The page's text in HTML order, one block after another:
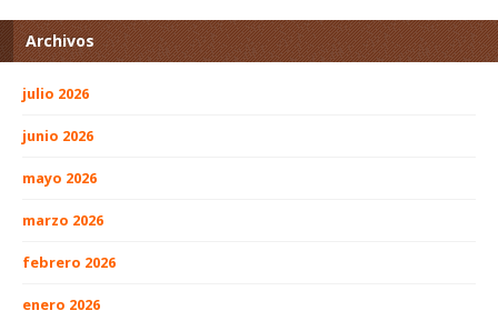
Archivos
julio 2026
junio 2026
mayo 2026
marzo 2026
febrero 2026
enero 2026